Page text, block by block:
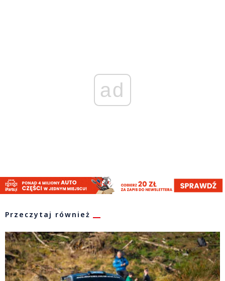
ad
Przeczytaj również